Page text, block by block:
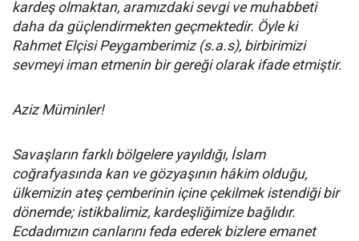
kardeş olmaktan, aramızdaki sevgi ve muhabbeti
daha da güçlendirmekten geçmektedir. Öyle ki
Rahmet Elçisi Peygamberimiz (s.a.s), birbirimizi
sevmeyi iman etmenin bir gereği olarak ifade etmiştir.
Aziz Müminler!
Savaşların farklı bölgelere yayıldığı, İslam
coğrafyasında kan ve gözyaşının hâkim olduğu,
ülkemizin ateş çemberinin içine çekilmek istendiği bir
dönemde; istikbalimiz, kardeşliğimize bağlıdır.
Ecdadımızın canlarını feda ederek bizlere emanet